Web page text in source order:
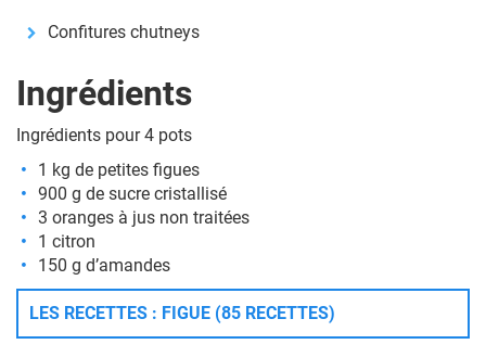
Confitures chutneys
Ingrédients
Ingrédients pour 4 pots
1 kg de petites figues
900 g de sucre cristallisé
3 oranges à jus non traitées
1 citron
150 g d’amandes
LES RECETTES : FIGUE (85 RECETTES)